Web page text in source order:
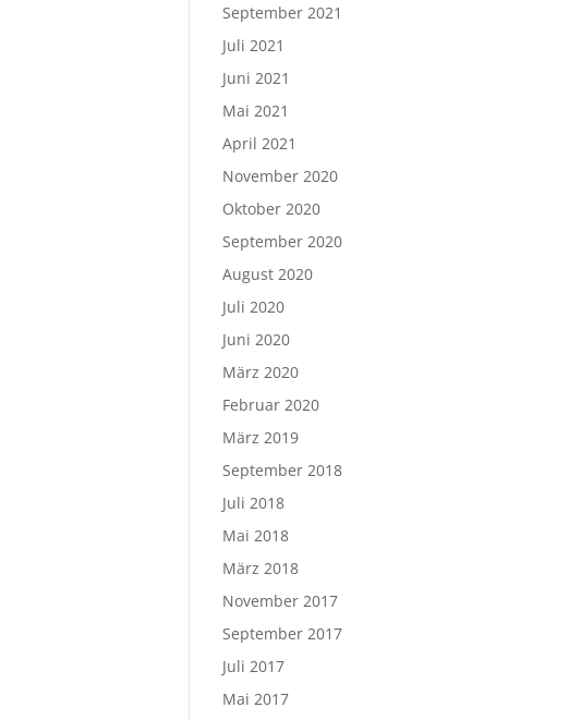
September 2021
Juli 2021
Juni 2021
Mai 2021
April 2021
November 2020
Oktober 2020
September 2020
August 2020
Juli 2020
Juni 2020
März 2020
Februar 2020
März 2019
September 2018
Juli 2018
Mai 2018
März 2018
November 2017
September 2017
Juli 2017
Mai 2017